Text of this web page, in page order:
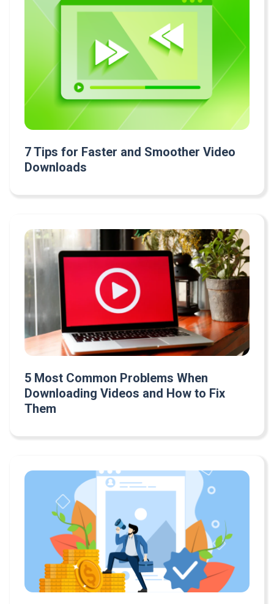
7 Tips for Faster and Smoother Video
Downloads
5 Most Common Problems When
Downloading Videos and How to Fix
Them